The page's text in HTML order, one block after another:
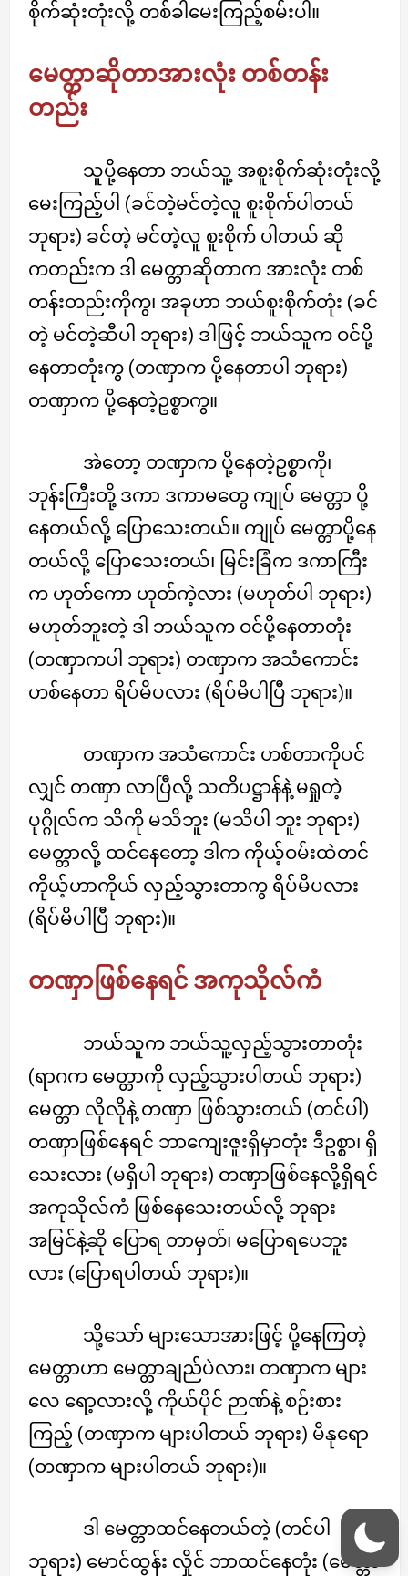
စိုက်ဆုံးတုံးလို့ တစ်ခါမေးကြည့်စမ်းပါ။
မေတ္တာဆိုတာအားလုံး တစ်တန်း
တည်း
သူပို့နေတာ ဘယ်သူ့ အစူးစိုက်ဆုံးတုံးလို့
မေးကြည့်ပါ (ခင်တဲ့မင်တဲ့လူ စူးစိုက်ပါတယ်
ဘုရား) ခင်တဲ့ မင်တဲ့လူ စူးစိုက် ပါတယ် ဆို
ကတည်းက ဒါ မေတ္တာဆိုတာက အားလုံး တစ်
တန်းတည်းကိုကွ၊ အခုဟာ ဘယ်စူးစိုက်တုံး (ခင်
တဲ့ မင်တဲ့ဆီပါ ဘုရား) ဒါဖြင့် ဘယ်သူက ဝင်ပို့
နေတာတုံးကွ (တဏှာက ပို့နေတာပါ ဘုရား)
တဏှာက ပို့နေတဲ့ဥစ္စာကွ။
အဲတော့ တဏှာက ပို့နေတဲ့ဥစ္စာကို၊
ဘုန်းကြီးတို့ ဒကာ ဒကာမတွေ ကျုပ် မေတ္တာ ပို့
နေတယ်လို့ ပြောသေးတယ်။ ကျုပ် မေတ္တာပို့နေ
တယ်လို့ ပြောသေးတယ်၊ မြင်းခြံက ဒကာကြီး
က ဟုတ်ကော ဟုတ်ကဲ့လား (မဟုတ်ပါ ဘုရား)
မဟုတ်ဘူးတဲ့ ဒါ ဘယ်သူက ဝင်ပို့နေတာတုံး
(တဏှာကပါ ဘုရား) တဏှာက အသံကောင်း
ဟစ်နေတာ ရိပ်မိပလား (ရိပ်မိပါပြီ ဘုရား)။
တဏှာက အသံကောင်း ဟစ်တာကိုပင်
လျှင် တဏှာ လာပြီလို့ သတိပဋ္ဌာန်နဲ့ မရှုတဲ့
ပုဂ္ဂိုလ်က သိကို မသိဘူး (မသိပါ ဘူး ဘုရား)
မေတ္တာလို့ ထင်နေတော့ ဒါက ကိုယ့်ဝမ်းထဲတင်
ကိုယ့်ဟာကိုယ် လှည့်သွားတာကွ ရိပ်မိပလား
(ရိပ်မိပါပြီ ဘုရား)။
တဏှာဖြစ်နေရင် အကုသိုလ်ကံ
ဘယ်သူက ဘယ်သူ့လှည့်သွားတာတုံး
(ရာဂက မေတ္တာကို လှည့်သွားပါတယ် ဘုရား)
မေတ္တာ လိုလိုနဲ့ တဏှာ ဖြစ်သွားတယ် (တင်ပါ)
တဏှာဖြစ်နေရင် ဘာကျေးဇူးရှိမှာတုံး ဒီဥစ္စာ၊ ရှိ
သေးလား (မရှိပါ ဘုရား) တဏှာဖြစ်နေလို့ရှိရင်
အကုသိုလ်ကံ ဖြစ်နေသေးတယ်လို့ ဘုရား
အမြင်နဲ့ဆို ပြောရ တာမှတ်၊ မပြောရပေဘူး
လား (ပြောရပါတယ် ဘုရား)။
သို့သော် များသောအားဖြင့် ပို့နေကြတဲ့
မေတ္တာဟာ မေတ္တာချည်ပဲလား၊ တဏှာက များ
လေ ရော့လားလို့ ကိုယ်ပိုင် ဉာဏ်နဲ့ စဉ်းစား
ကြည့် (တဏှာက များပါတယ် ဘုရား) မိနုရော
(တဏှာက များပါတယ် ဘုရား)။
ဒါ မေတ္တာထင်နေတယ်တဲ့ (တင်ပါ
ဘုရား) မောင်ထွန်း လှိုင် ဘာထင်နေတုံး (မေတ္တာ